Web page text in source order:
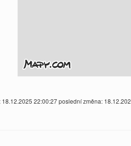
22:00:27 poslední změna: